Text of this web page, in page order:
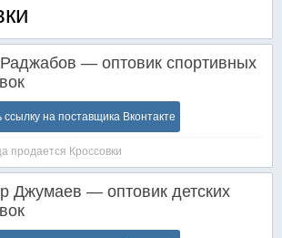
— оптовик спортивных
ссылку на поставщика Вконтакте
продается Кроссовки
Джумаев — оптовик детских